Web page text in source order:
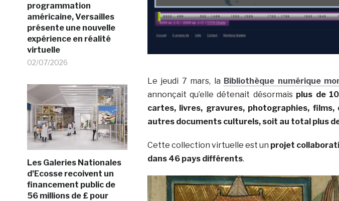
programmation
américaine, Versailles
présente une nouvelle
expérience en réalité
virtuelle
02/07/2026
Les Galeries Nationales
d’Ecosse recoivent un
financement public de
56 millions de £ pour
Le jeudi 7 mars, la Bibliothèque numérique
annonçait qu’elle détenait désormais plus de
cartes, livres, gravures, photographies,
autres documents culturels, soit au total plus
Cette collection virtuelle est un projet
dans 46 pays différents.